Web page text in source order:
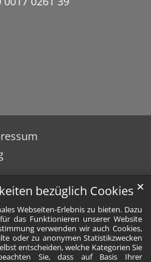
bezüglich Cookies
Webseiten-Erlebnis zu bieten. Dazu
das Funktionieren unserer Website
verwenden wir auch Cookies,
oder zu anonymen Statistikzwecken
entscheiden, welche Kategorien Sie
Sie, dass auf Basis Ihrer
✕
Instragram
auf Facebook